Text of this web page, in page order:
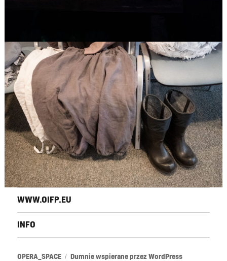
WWW.OIFP.EU
INFO
OPERA_SPACE Dumnie wspierane przez WordPress